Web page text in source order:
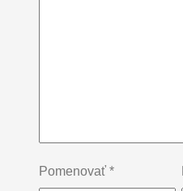
Pomenovať *